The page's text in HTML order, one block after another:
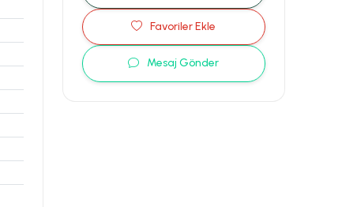
Favoriler Ekle
Mesaj Gönder